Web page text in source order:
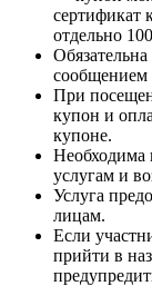
сертификат
отдельно
сообщением
При
купон и
купоне.
Необходима
услугам и
Услуга
лицам.
Если
прийти в